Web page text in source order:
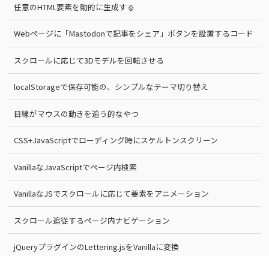
任意のHTML要素を動的に生成する
Webページに「Mastodonで記事をシェア」ボタンを設置するコード
スクロールに応じて3Dモデルを回転させる
localStorageで保存可能の、シンプルなテーマ切り替え
目線がマウスの動きを追う的なやつ
CSS+JavaScriptでローディング時にスケルトンスクリーン
VanillaなJavaScriptでページ内検索
VanillaなJSでスクロールに応じて要素をアニメーション
スクロール追従するページ内ナビゲーション
jQueryプラグインのLettering.jsをVanillaに変換